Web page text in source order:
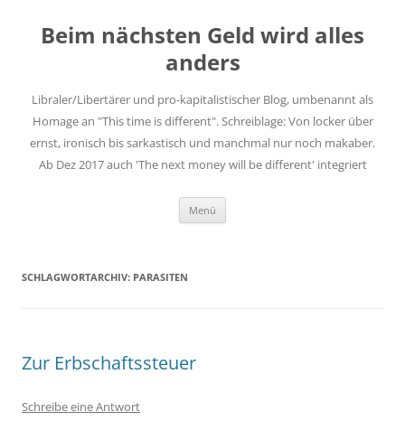
springen
Beim nächsten Geld wird alles
anders
Libraler/Libertärer und pro-kapitalistischer Blog, umbenannt als
Homage an "This time is different". Schreiblage: Von locker über
ernst, ironisch bis sarkastisch und manchmal nur noch makaber.
Ab Dez 2017 auch 'The next money will be different' integriert
Menü
SCHLAGWORTARCHIV: PARASITEN
Zur Erbschaftssteuer
Schreibe eine Antwort